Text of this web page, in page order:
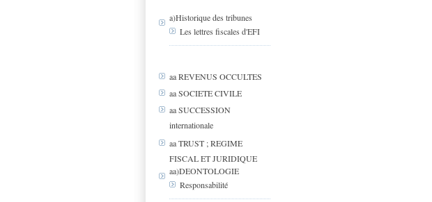
a)Historique des tribunes
Les lettres fiscales d'EFI
aa REVENUS OCCULTES
aa SOCIETE CIVILE
aa SUCCESSION
internationale
aa TRUST ; REGIME
FISCAL ET JURIDIQUE
aa)DEONTOLOGIE
Responsabilité